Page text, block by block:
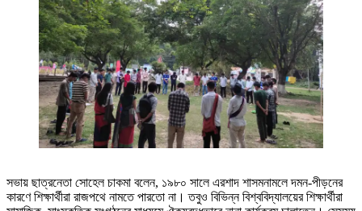
সভায় ছাত্রনেতা সোহেল চাকমা বলেন, ১৯৮০ সালে এরশাদ শাসমনামলে দমন-পীড়নের
কারণে শিক্ষার্থীরা রাজপথে নামতে পারতো না। তবুও বিভিন্ন বিশ্ববিদ্যালয়ের শিক্ষার্থীরা